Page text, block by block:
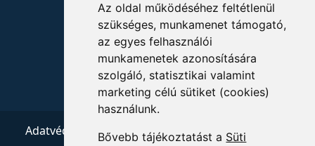
Az oldal működéséhez feltétlenül
szükséges, munkamenet támogató,
az egyes felhasználói
munkamenetek azonosítására
szolgáló, statisztikai valamint
marketing célú sütiket (cookies)
használunk.
Bővebb tájékoztatást a Süti
info@mprx.hu
Adatvédelem ÁSZF Impresszum Kapcsolat